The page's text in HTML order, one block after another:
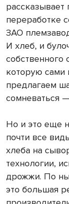
рассказывает
переработке
ЗАО
И хлеб, и
собственного
которую сами
предлагаем
сомневаться
Но и это еще
почти все
хлеба на
технологии,
дрожжи. По
это большая